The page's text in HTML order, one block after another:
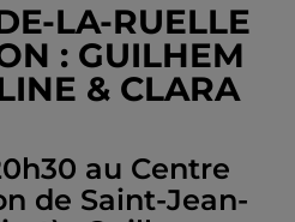
LA-RUELLE
: GUILHEM
& CLARA
au Centre
de Saint-Jean-